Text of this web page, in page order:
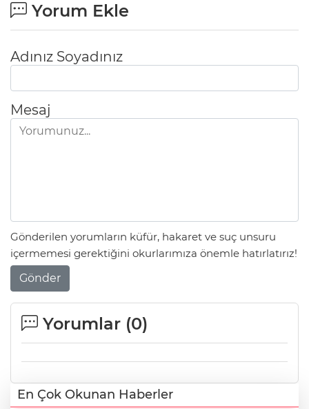
Yorum Ekle
Adınız Soyadınız
Mesaj
Gönderilen yorumların küfür, hakaret ve suç unsuru
içermemesi gerektiğini okurlarımıza önemle hatırlatırız!
Gönder
Yorumlar (0)
En Çok Okunan Haberler